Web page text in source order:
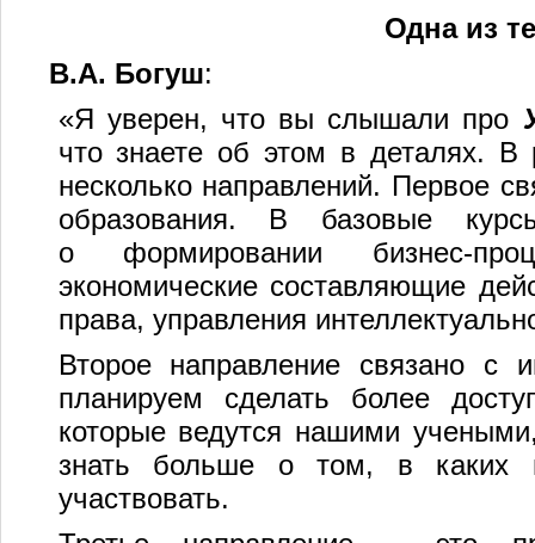
Одна из
В.А. Богуш:
«Я уверен, что вы слышали про
что знаете об этом в деталях. В
несколько направлений. Первое
образования. В базовые
о формировании бизнес-
экономические составляющие
права, управления
Второе направление связано с
планируем сделать более
которые ведутся нашими
знать больше о том, в каких
участвовать.